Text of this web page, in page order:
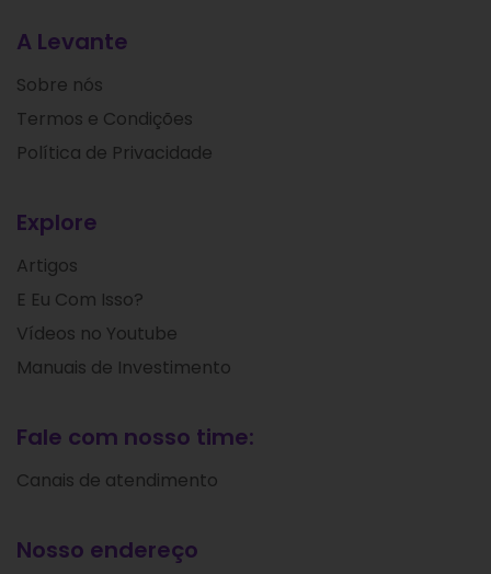
A Levante
Sobre nós
Termos e Condições
Política de Privacidade
Explore
Artigos
E Eu Com Isso?
Vídeos no Youtube
Manuais de Investimento
Fale com nosso time:
Canais de atendimento
Nosso endereço